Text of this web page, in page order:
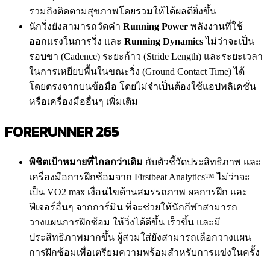
รวมถึงติดตามสุขภาพโดยรวมให้ได้ผลดียิ่งขึ้น
นักวิ่งยังสามารถวัดค่า Running Power พลังงานที่ใช้
ออกแรงในการวิ่ง และ Running Dynamicsไม่ว่าจะเป็น
รอบขา (Cadence) ระยะก้าว (Stride Length) และระยะเวลา
ในการเหยียบพื้นในขณะวิ่ง (Ground Contact Time) ได้
โดยตรงจากบนข้อมือ โดยไม่จำเป็นต้องใช้แอปพลิเคชั่น
หรือเครื่องมืออื่นๆ เพิ่มเติม
FORERUNNER 265
พิชิตเป้าหมายที่ไกลกว่าเดิม กับตัวชี้วัดประสิทธิภาพ และ
เครื่องมือการฝึกซ้อมจาก Firstbeat Analytics™ ไม่ว่าจะ
เป็น VO2 max เงื่อนไขด้านสมรรถภาพ ผลการฝึก และ
ฟีเจอร์อื่นๆ จากการ์มิน ที่จะช่วยให้นักกีฬาสามารถ
วางแผนการฝึกซ้อม ให้วิ่งได้ดีขึ้น เร็วขึ้น และมี
ประสิทธิภาพมากขึ้น ผู้สวมใส่ยังสามารถเลือกวางแผน
การฝึกซ้อมเพื่อเตรียมความพร้อมสำหรับการแข่งในครั้ง